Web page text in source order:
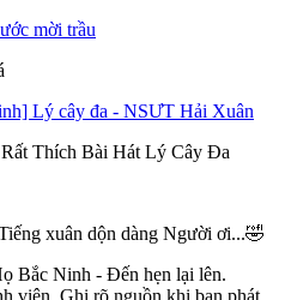
mời trầu
Lý cây đa - NSƯT Hải Xuân
Thích Bài Hát Lý Cây Đa
xuân dộn dàng Người ơi...🤣
Bắc Ninh - Đến hẹn lại lên.
viên. Ghi rõ nguồn khi bạn phát